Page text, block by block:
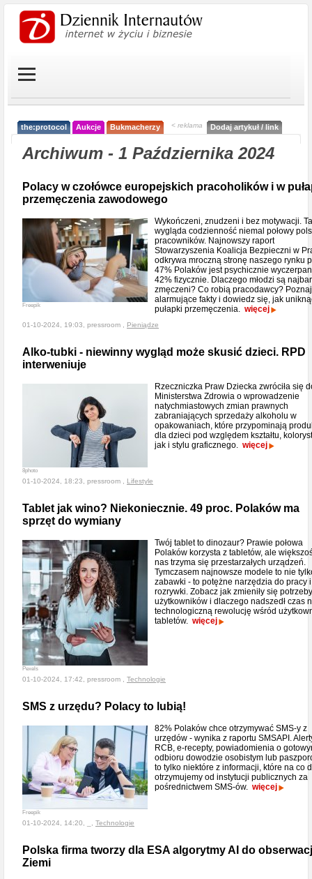
the:protocol Aukcje Bukmacherzy < reklama Dodaj artykuł / link
Archiwum - 1 Października 2024
Polacy w czołówce europejskich pracoholików i w
przemęczenia zawodowego
Freepik
Wykończeni, znudzeni i bez motywacji.
wygląda codzienność niemal połowy
pracowników. Najnowszy raport
Stowarzyszenia Koalicja Bezpieczni w
odkrywa mroczną stronę naszego rynku
47% Polaków jest psychicznie
42% fizycznie. Dlaczego młodzi są
zmęczeni? Co robią pracodawcy? Poznaj
alarmujące fakty i dowiedz się, jak
pułapki przemęczenia. więcej
01-10-2024, 19:03, pressroom , Pieniądze
Alko-tubki - niewinny wygląd może skusić dzieci. RPD
interweniuje
8photo
Rzeczniczka Praw Dziecka zwróciła się
Ministerstwa Zdrowia o wprowadzenie
natychmiastowych zmian prawnych
zabraniających sprzedaży alkoholu w
opakowaniach, które przypominają
dla dzieci pod względem kształtu,
jak i stylu graficznego. więcej
01-10-2024, 18:23, pressroom , Lifestyle
Tablet jak wino? Niekoniecznie. 49 proc. Polaków ma
sprzęt do wymiany
Pexels
Twój tablet to dinozaur? Prawie połowa
Polaków korzysta z tabletów, ale
nas trzyma się przestarzałych urządzeń.
Tymczasem najnowsze modele to nie
zabawki - to potężne narzędzia do pracy i
rozrywki. Zobacz jak zmieniły się potrzeby
użytkowników i dlaczego nadszedł czas
technologiczną rewolucję wśród
tabletów. więcej
01-10-2024, 17:42, pressroom , Technologie
SMS z urzędu? Polacy to lubią!
Freepik
82% Polaków chce otrzymywać SMS-y z
urzędów - wynika z raportu SMSAPI.
RCB, e-recepty, powiadomienia o
odbioru dowodzie osobistym lub
to tylko niektóre z informacji, które na co
otrzymujemy od instytucji publicznych za
pośrednictwem SMS-ów. więcej
01-10-2024, 14:20, _, Technologie
Polska firma tworzy dla ESA algorytmy AI do
Ziemi